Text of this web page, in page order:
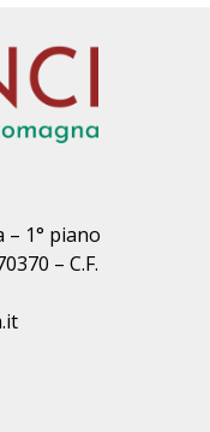
– 1° piano
– C.F.